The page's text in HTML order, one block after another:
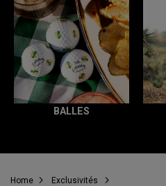
BALLES
Home Exclusivités